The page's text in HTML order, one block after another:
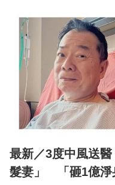
最新／3度中風送
髮妻」 「砸1億淨